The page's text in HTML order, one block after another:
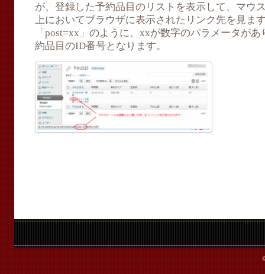
が、登録した予約品目のリストを表示して、マウ
上においてブラウザに表示されたリンク先を見ま
「post=xx」のように、xxが数字のパラメータが
約品目のID番号となります。